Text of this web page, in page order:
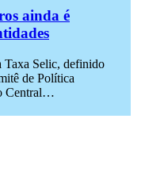
ainda é
Taxa Selic, definido
de Política
Central…